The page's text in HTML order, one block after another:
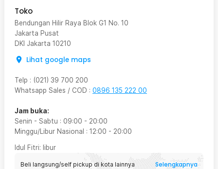
Toko
Bendungan Hilir Raya Blok G1 No. 10
Jakarta Pusat
DKI Jakarta 10210
Lihat google maps
Telp : (021) 39 700 200
Whatsapp Sales / COD : 0896 135 222 00
Jam buka:
Senin - Sabtu : 09:00 - 20:00
Minggu/Libur Nasional : 12:00 - 20:00
Idul Fitri: libur
Beli langsung/self pickup di kota lainnya Selengkapnya